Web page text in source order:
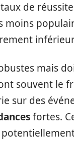
de
moins
mais
souvent le
sur des
fortes.